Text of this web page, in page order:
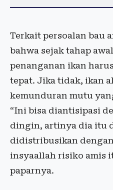
Terkait persoalan bau
bahwa sejak tahap
penanganan ikan
tepat. Jika tidak, ikan
kemunduran mutu
“Ini bisa diantisipasi
dingin, artinya dia itu
didistribusikan
insyaallah risiko amis
paparnya.